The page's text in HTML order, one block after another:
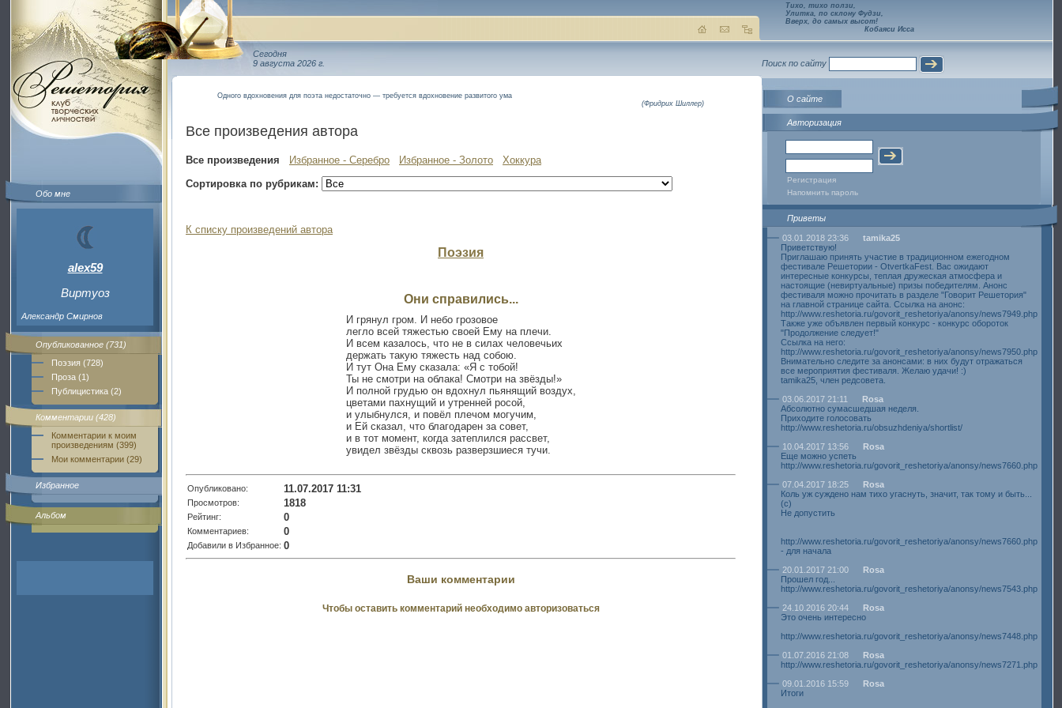
Обо мне
alex59
Виртуоз
Александр Смирнов
Опубликованное (731)
Поэзия (728)
Проза (1)
Публицистика (2)
Комментарии (428)
Комментарии к моим
произведениям (399)
Мои комментарии (29)
Избранное
Альбом
Сегодня
9 августа 2026 г.
Одного вдохновения для поэта недостаточно — требуется вдохновение развитого ума
(Фридрих Шиллер)
Все произведения автора
Все произведения Избранное - Серебро Избранное - Золото
Хоккура
Сортировка по рубрикам:
К списку произведений автора
Поэзия
Они справились...
И грянул гром. И небо грозовое
легло всей тяжестью своей Ему на плечи.
И всем казалось, что не в силах человечьих
держать такую тяжесть над собою.
И тут Она Ему сказала: «Я с тобой!
Ты не смотри на облака! Смотри на звёзды!»
И полной грудью он вдохнул пьянящий воздух,
цветами пахнущий и утренней росой,
и улыбнулся, и повёл плечом могучим,
и Ей сказал, что благодарен за совет,
и в тот момент, когда затеплился рассвет,
увидел звёзды сквозь разверзшиеся тучи.
Опубликовано: 11.07.2017 11:31
Просмотров: 1818
Рейтинг: 0
Комментариев: 0
Добавили в Избранное: 0
Ваши комментарии
Чтобы оставить комментарий необходимо авторизоваться
Тихо, тихо ползи,
Улитка, по склону Фудзи,
Вверх, до самых высот!
Кобаяси Исса
Поиск по сайту
О сайте
Авторизация
Регистрация
Напомнить пароль
Приветы
03.01.2018 23:36
tamika25
Приветствую!
Приглашаю принять участие в традиционном ежегодном
фестивале Решетории - OtvertkaFest. Вас ожидают
интересные конкурсы, теплая дружеская атмосфера и
настоящие (невиртуальные) призы победителям. Анонс
фестиваля можно прочитать в разделе "Говорит Решетория"
на главной странице сайта. Ссылка на анонс:
http://www.reshetoria.ru/govorit_reshetoriya/anonsy/news7949.php
Также уже объявлен первый конкурс - конкурс обороток
"Продолжение следует!"
Ссылка на него:
http://www.reshetoria.ru/govorit_reshetoriya/anonsy/news7950.php
Внимательно следите за анонсами: в них будут отражаться
все мероприятия фестиваля. Желаю удачи! :)
tamika25, член редсовета.
03.06.2017 21:11
Rosa
Абсолютно сумасшедшая неделя.
Приходите голосовать
http://www.reshetoria.ru/obsuzhdeniya/shortlist/
10.04.2017 13:56
Rosa
Еще можно успеть
http://www.reshetoria.ru/govorit_reshetoriya/anonsy/news7660.php
07.04.2017 18:25
Rosa
Коль уж суждено нам тихо угаснуть, значит, так тому и быть...
(с)
Не допустить
http://www.reshetoria.ru/govorit_reshetoriya/anonsy/news7660.php
- для начала
20.01.2017 21:00
Rosa
Прошел год...
http://www.reshetoria.ru/govorit_reshetoriya/anonsy/news7543.php
24.10.2016 20:44
Rosa
Это очень интересно
http://www.reshetoria.ru/govorit_reshetoriya/anonsy/news7448.php
01.07.2016 21:08
Rosa
http://www.reshetoria.ru/govorit_reshetoriya/anonsy/news7271.php
09.01.2016 15:59
Rosa
Итоги